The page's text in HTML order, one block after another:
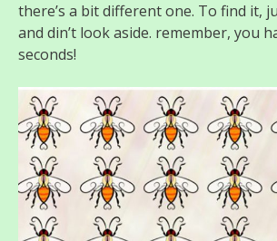
there’s a bit different one. To find it,
and din’t look aside. remember, you
seconds!